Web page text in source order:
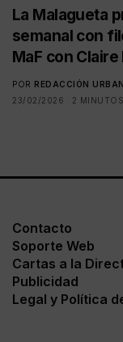
La Malagueta
semanal con
MaF con Claire
POR REDACCIÓN
23/02/2026
2
Contacto
Soporte Web
Cartas a la
Publicidad
Legal y Política